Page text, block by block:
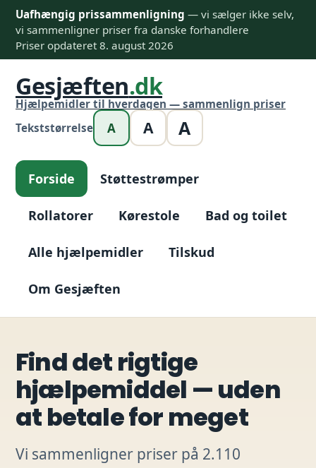
Uafhængig prissammenligning — vi sælger ikke selv,
vi sammenligner priser fra danske forhandlere
Priser opdateret 8. august 2026
Gesjæften.dk
Hjælpemidler til hverdagen — sammenlign priser
Tekststørrelse
A A A
Forside Støttestrømper
Rollatorer Kørestole Bad og toilet
Alle hjælpemidler Tilskud
Om Gesjæften
Find det rigtige
hjælpemiddel — uden
at betale for meget
Vi sammenligner priser på 2.110